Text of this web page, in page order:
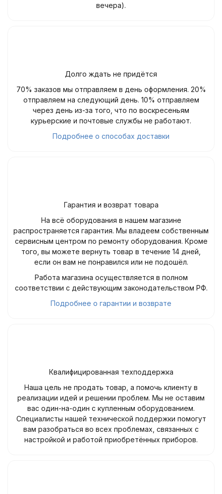
вечера).
Долго ждать не придётся
70% заказов мы отправляем в день оформления. 20%
отправляем на следующий день. 10% отправляем
через день из-за того, что по воскресеньям
курьерские и почтовые службы не работают.
Подробнее о способах доставки
Гарантия и возврат товара
На всё оборудования в нашем магазине
распространяется гарантия. Мы владеем собственным
сервисным центром по ремонту оборудования. Кроме
того, вы можете вернуть товар в течение 14 дней,
если он вам не понравился или не подошёл.
Работа магазина осуществляется в полном
соответствии с действующим законодательством РФ.
Подробнее о гарантии и возврате
Квалифицированная техподдержка
Наша цель не продать товар, а помочь клиенту в
реализации идей и решении проблем. Мы не оставим
вас один-на-один с купленным оборудованием.
Специалисты нашей технической поддержки помогут
вам разобраться во всех проблемах, связанных с
настройкой и работой приобретённых приборов.